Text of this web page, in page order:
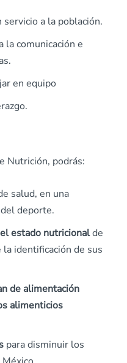
a la población.
la comunicación e
en equipo
Nutrición, podrás:
salud, en una
deporte.
estado nutricionalde
identificación de sus
de alimentación
alimenticios
para disminuir los